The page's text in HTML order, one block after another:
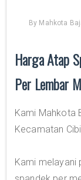
By Mahkota
Harga Atap
Per Lembar
Kami Mahkota
Kecamatan
Kami melayani